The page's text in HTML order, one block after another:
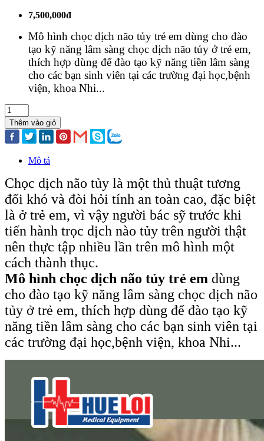
7,500,000đ
Mô hình chọc dịch não tủy trẻ em dùng cho đào
tạo kỹ năng lâm sàng chọc dịch não tủy ở trẻ em,
thích hợp dùng để đào tạo kỹ năng tiền lâm sàng
cho các bạn sinh viên tại các trường đại học,bệnh
viện, khoa Nhi...
Thêm vào giỏ
Mô tả
Chọc dịch não tủy là một thủ thuật tương
đối khó và đòi hỏi tính an toàn cao, đặc biệt
là ở trẻ em, vì vậy người bác sỹ trước khi
tiến hành trọc dịch nào tủy trên người thật
nên thực tập nhiều lần trên mô hình một
cách thành thục.
Mô hình chọc dịch não tủy trẻ em dùng
cho đào tạo kỹ năng lâm sàng chọc dịch não
tủy ở trẻ em, thích hợp dùng để đào tạo kỹ
năng tiền lâm sàng cho các bạn sinh viên tại
các trường đại học,bệnh viện, khoa Nhi...